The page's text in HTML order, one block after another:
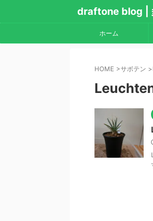
draftone blog |
ホーム
HOME >サボテン >